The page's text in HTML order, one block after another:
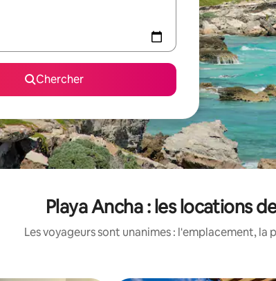
Chercher
Playa Ancha : les locations
Les voyageurs sont unanimes : l'emplacement,